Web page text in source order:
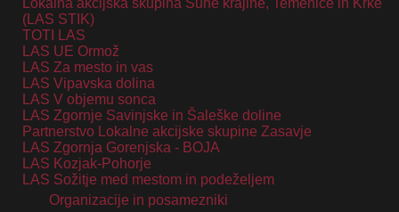
Lokalna akcijska skupina Suhe krajine, Temenice in Krke
(LAS STIK)
TOTI LAS
LAS UE Ormož
LAS Za mesto in vas
LAS Vipavska dolina
LAS V objemu sonca
LAS Zgornje Savinjske in Šaleške doline
Partnerstvo Lokalne akcijske skupine Zasavje
LAS Zgornja Gorenjska - BOJA
LAS Kozjak-Pohorje
LAS Sožitje med mestom in podeželjem
Organizacije in posamezniki